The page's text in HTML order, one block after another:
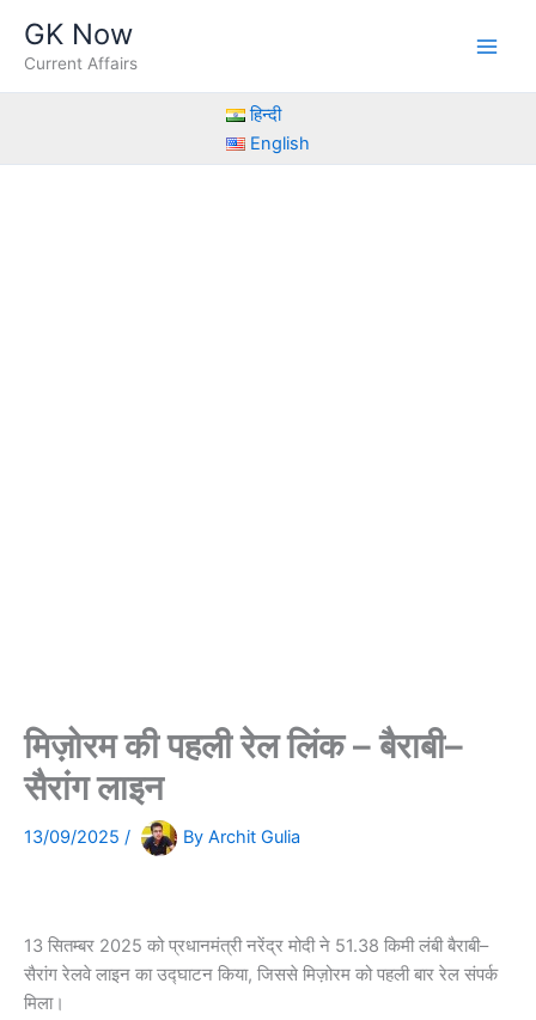
content
GK Now
Current Affairs
हिन्दी
English
मिज़ोरम की पहली रेल लिंक – बैराबी–
सैरांग लाइन
13/09/2025 / By Archit Gulia
13 सितम्बर 2025 को प्रधानमंत्री नरेंद्र मोदी ने 51.38 किमी लंबी बैराबी–
सैरांग रेलवे लाइन का उद्घाटन किया, जिससे मिज़ोरम को पहली बार रेल संपर्क
मिला।